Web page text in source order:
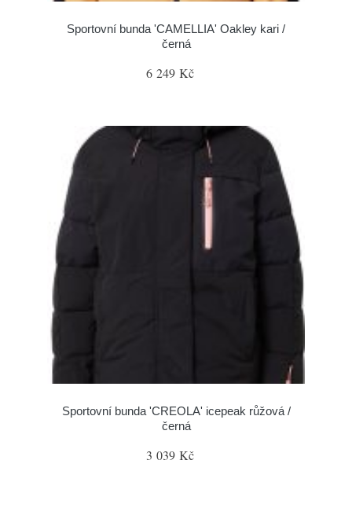
Sportovní bunda 'CAMELLIA' Oakley kari /
černá
6 249 Kč
Sportovní bunda 'CREOLA' icepeak růžová /
černá
3 039 Kč